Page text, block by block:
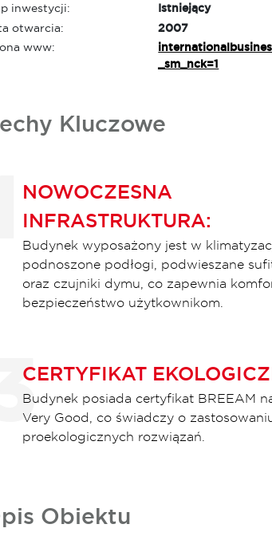
inwestycji:
Istniejący
otwarcia:
2007
www:
_sm_nck=1
Kluczowe
NOWOCZESNA
INFRASTRUKTURA:
Budynek wyposażony jest w
podnoszone podłogi, podwieszane
oraz czujniki dymu, co zapewnia
bezpieczeństwo użytkownikom.
CERTYFIKAT
Budynek posiada certyfikat BREEAM
Very Good, co świadczy o
proekologicznych rozwiązań.
Obiektu